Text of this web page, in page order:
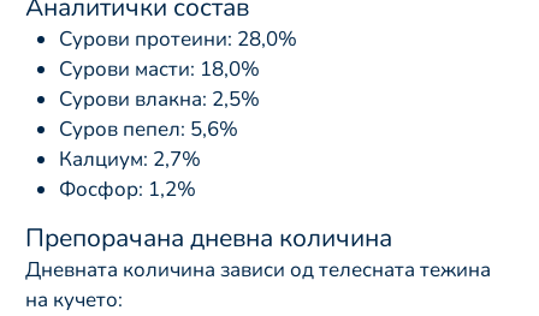
Аналитички состав
Сурови протеини: 28,0%
Сурови масти: 18,0%
Сурови влакна: 2,5%
Суров пепел: 5,6%
Калциум: 2,7%
Фосфор: 1,2%
Препорачана дневна количина
Дневната количина зависи од телесната тежина
на кучето: